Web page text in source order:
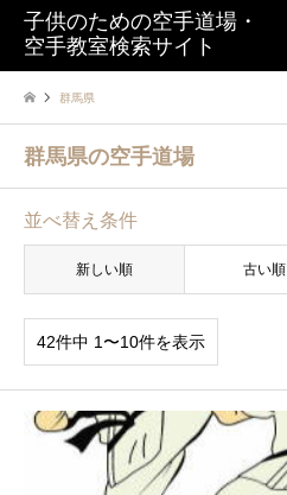
子供のための空手道場・
空手教室検索サイト
群馬県
群馬県の空手道場
並べ替え条件
新しい順 古い順
42件中 1〜10件を表示